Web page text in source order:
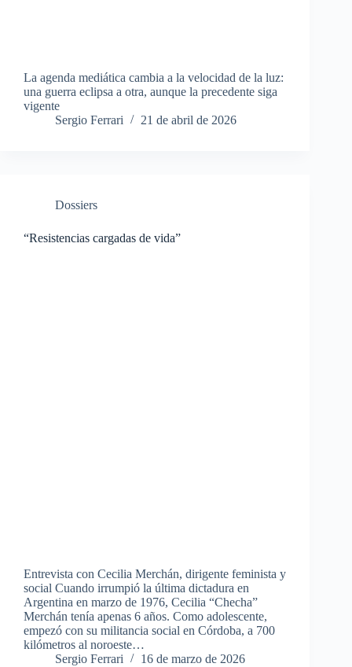
La agenda mediática cambia a la velocidad de la luz:
una guerra eclipsa a otra, aunque la precedente siga
vigente
Sergio Ferrari
21 de abril de 2026
Dossiers
“Resistencias cargadas de vida”
Entrevista con Cecilia Merchán, dirigente feminista y
social Cuando irrumpió la última dictadura en
Argentina en marzo de 1976, Cecilia “Checha”
Merchán tenía apenas 6 años. Como adolescente,
empezó con su militancia social en Córdoba, a 700
kilómetros al noroeste…
Sergio Ferrari
16 de marzo de 2026